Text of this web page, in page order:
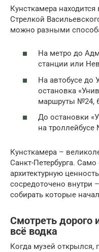
Кунсткамера
Стрелкой
можно разными
На метро до
станции или
На автобусе до
остановка
маршруты №24,
До остановки
на
Кунсткамера –
Санкт-Петербурга.
архитектурную
сосредоточено внутри
собирать которые
Смотреть дорого
всё водка
Когда музей открылся,